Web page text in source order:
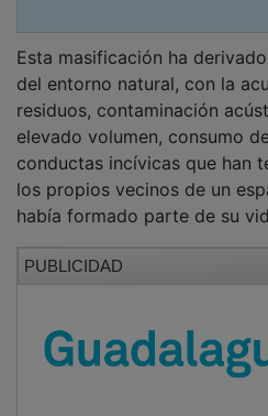
del entorno natural, con la
residuos, contaminación
elevado volumen, consumo
conductas incívicas que han
los propios vecinos de un
había formado parte de su